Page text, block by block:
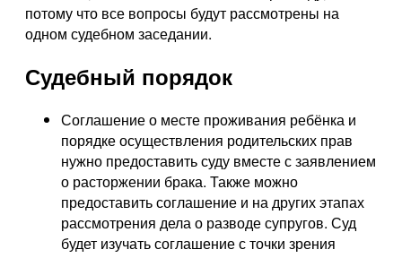
потому что все вопросы будут рассмотрены на
одном судебном заседании.
Судебный порядок
Соглашение о месте проживания ребёнка и
порядке осуществления родительских прав
нужно предоставить суду вместе с заявлением
о расторжении брака. Также можно
предоставить соглашение и на других этапах
рассмотрения дела о разводе супругов. Суд
будет изучать соглашение с точки зрения